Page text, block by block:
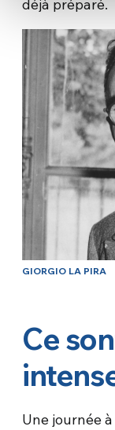
déjà préparé.
GIORGIO LA PIRA
Ce
Une journée